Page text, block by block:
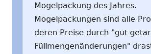
Mogelpackung des Jahres.
Mogelpackungen sind alle
deren Preise durch "gut
Füllmengenänderungen"